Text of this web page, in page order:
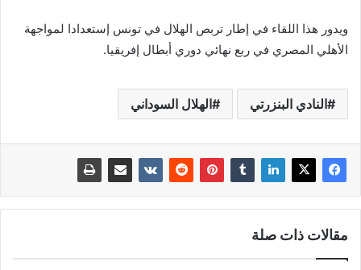
ويدور هذا اللقاء في إطار تربص الهلال في تونس إستعدادا لمواجهة
الأهلي المصري في ربع نهائي دوري أبطال إفريقيا.
النادي البنزرتي الهلال السوداني
مقالات ذات صلة